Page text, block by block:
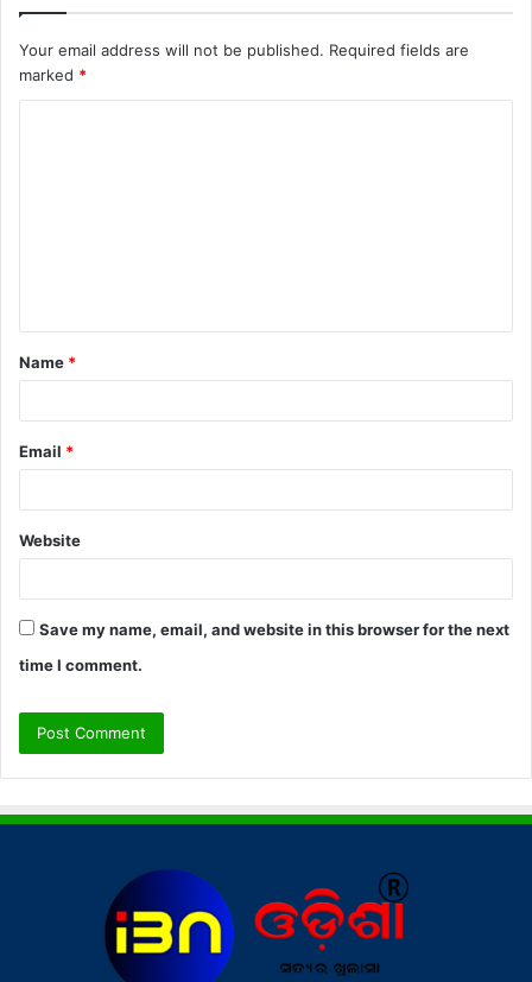
Your email address will not be published. Required fields are
marked *
t
*
Name *
Email *
Website
Save my name, email, and website in this browser for the next
time I comment.